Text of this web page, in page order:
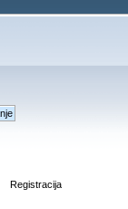
Registracija